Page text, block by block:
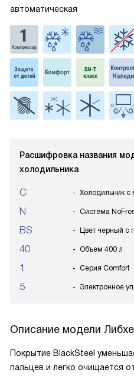
автоматическая
Расшифровка названия
холодильника
C Холодильник с
N Система
BS Цвет черный с
40 Объем 400 л
1 Серия Comfort
5 Электронное
Описание модели
Покрытие BlackSteel
пальцев и легко очищается